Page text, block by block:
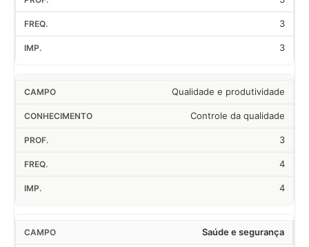
3
3
Qualidade e produtividade
Controle da qualidade
3
4
4
Saúde e segurança